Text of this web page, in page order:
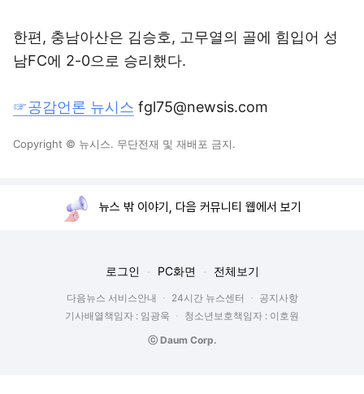
한편, 충남아산은 김승호, 고무열의 골에 힘입어 성
남FC에 2-0으로 승리했다.
☞공감언론 뉴시스 fgl75@newsis.com
Copyright © 뉴시스. 무단전재 및 재배포 금지.
뉴스 밖 이야기, 다음 커뮤니티 웹에서 보기
로그인 PC화면 전체보기
다음뉴스 서비스안내 24시간 뉴스센터
공지사항
기사배열책임자 : 임광욱
청소년보호책임자 : 이호원
ⓒ Daum Corp.